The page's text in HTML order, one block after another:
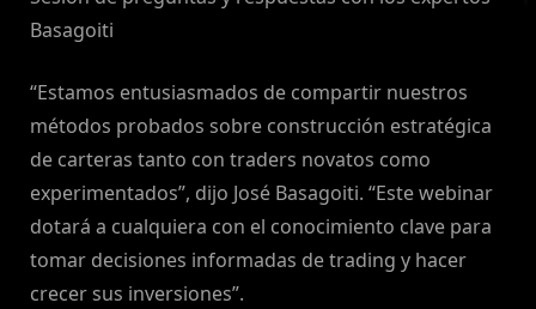
Basagoiti
“Estamos entusiasmados de compartir nuestros
métodos probados sobre construcción estratégica
de carteras tanto con traders novatos como
experimentados”, dijo José Basagoiti. “Este webinar
dotará a cualquiera con el conocimiento clave para
tomar decisiones informadas de trading y hacer
crecer sus inversiones”.